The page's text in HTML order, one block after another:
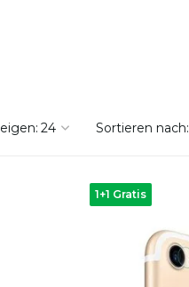
Sortieren nach:
1+1 Gratis